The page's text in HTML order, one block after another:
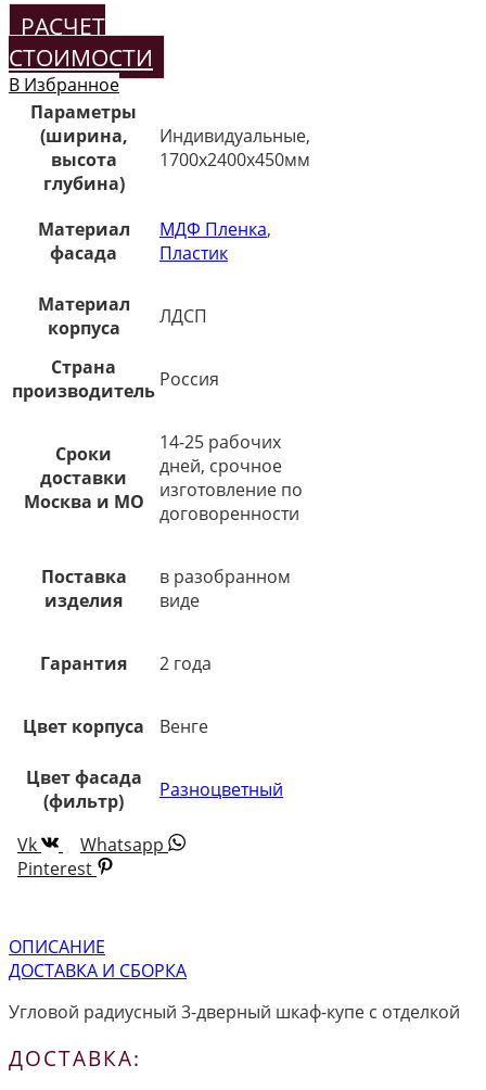
РАСЧЕТ
СТОИМОСТИ
В Избранное
Параметры
(ширина,
высота
глубина)
Индивидуальные,
1700х2400х450мм
Материал
фасада
МДФ Пленка,
Пластик
Материал
корпуса
ЛДСП
Страна
производитель Россия
Сроки
доставки
Москва и МО
14-25 рабочих
дней, срочное
изготовление по
договоренности
Поставка
изделия
в разобранном
виде
Гарантия 2 года
Цвет корпуса Венге
Цвет фасада
(фильтр)
Разноцветный
Vk
Whatsapp
Pinterest
ОПИСАНИЕ
ДОСТАВКА И СБОРКА
Угловой радиусный 3-дверный шкаф-купе с отделкой
ДОСТАВКА: